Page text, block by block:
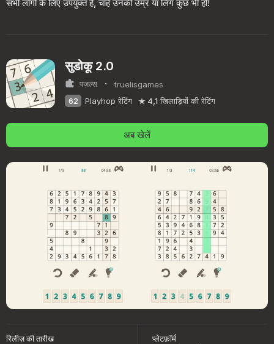
सभी लोगों के लिए उपयुक्त है, चाहे उनकी उम्र या लिंग कुछ भी हो!
सुडोकू 2.0
पज़ल्स ·
truelisgames
62
Playhop रेटिंग 4,1 खिलाड़ियों की रेटिंग
अब खेलें
रिलीज़ की तारीख
प्लेटफ़ॉर्म